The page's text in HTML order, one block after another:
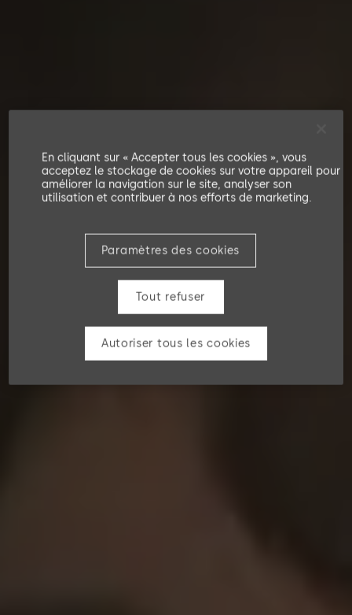
En cliquant sur « Accepter tous les cookies », vous
acceptez le stockage de cookies sur votre appareil pour
améliorer la navigation sur le site, analyser son
utilisation et contribuer à nos efforts de marketing.
Paramètres des cookies
Tout refuser
Autoriser tous les cookies